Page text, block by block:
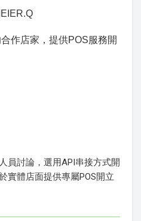
作店家，提供POS服務開
員討論，選用API串接方式開
實體店面提供專屬POS開立